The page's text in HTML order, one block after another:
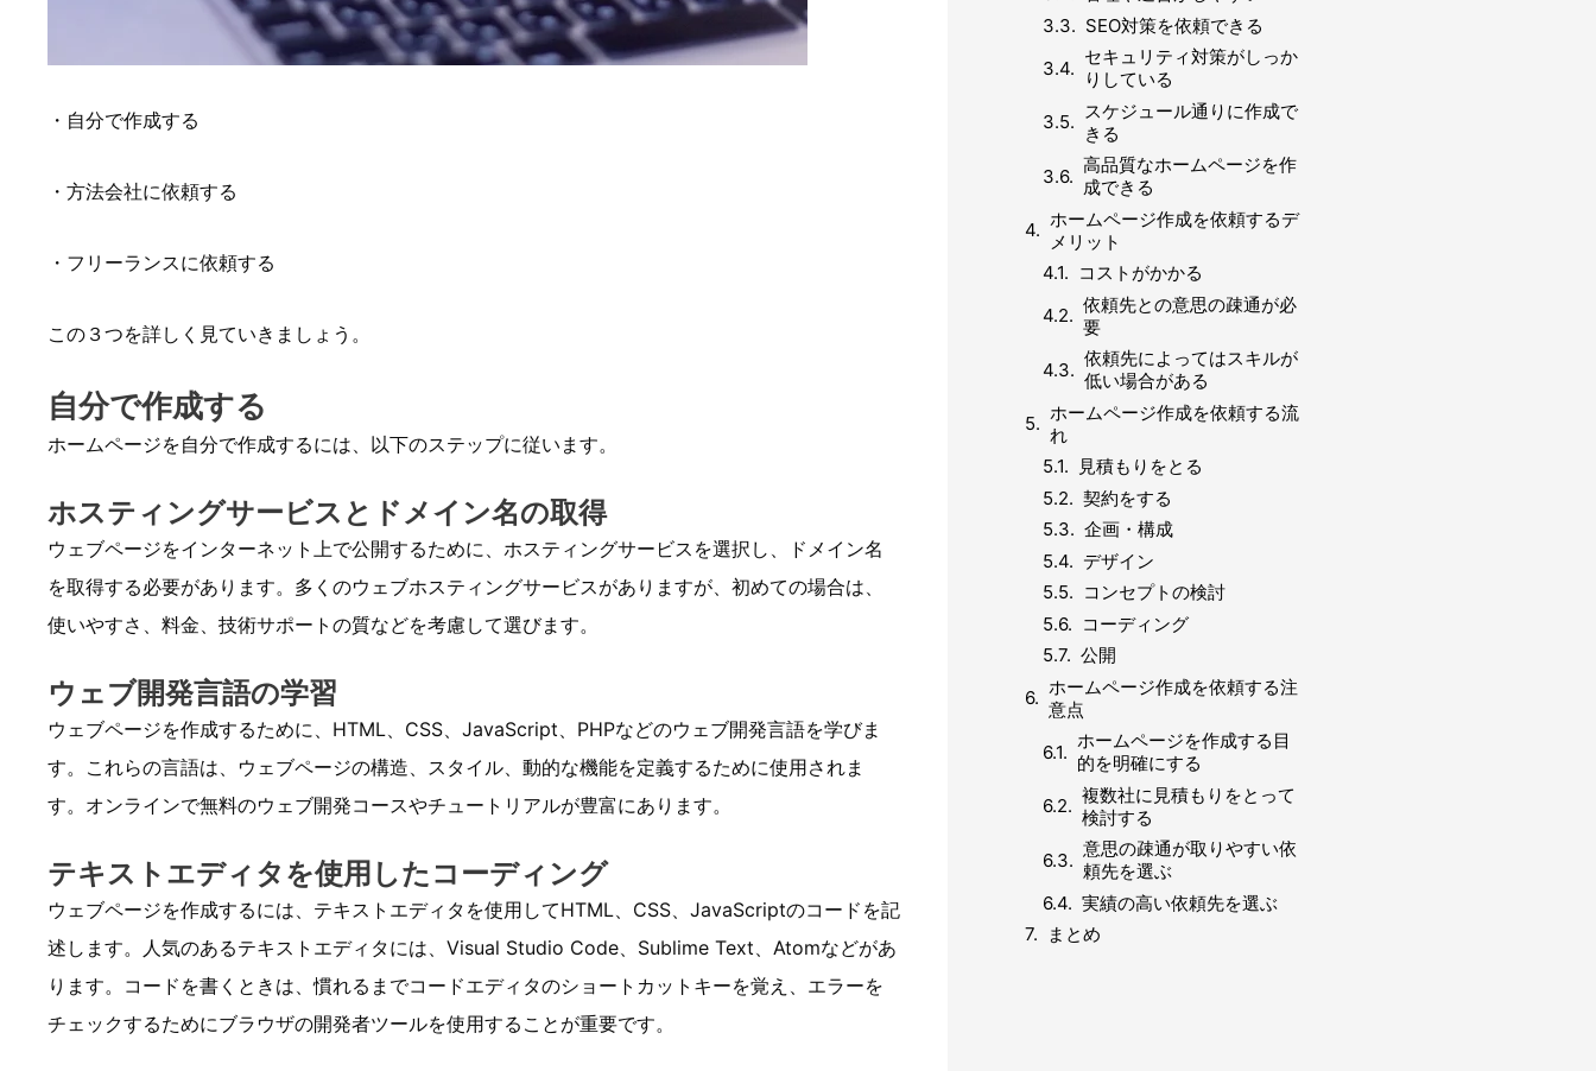
・自分で作成する
・方法会社に依頼する
・フリーランスに依頼する
この３つを詳しく見ていきましょう。
自分で作成する
ホームページを自分で作成するには、以下のステップに従います。
ホスティングサービスとドメイン名の取得
ウェブページをインターネット上で公開するために、ホスティングサービスを選択し、ドメイン名
を取得する必要があります。多くのウェブホスティングサービスがありますが、初めての場合は、
使いやすさ、料金、技術サポートの質などを考慮して選びます。
ウェブ開発言語の学習
ウェブページを作成するために、HTML、CSS、JavaScript、PHPなどのウェブ開発言語を学びま
す。これらの言語は、ウェブページの構造、スタイル、動的な機能を定義するために使用されま
す。オンラインで無料のウェブ開発コースやチュートリアルが豊富にあります。
テキストエディタを使用したコーディング
ウェブページを作成するには、テキストエディタを使用してHTML、CSS、JavaScriptのコードを記
述します。人気のあるテキストエディタには、Visual Studio Code、Sublime Text、Atomなどがあ
ります。コードを書くときは、慣れるまでコードエディタのショートカットキーを覚え、エラーを
チェックするためにブラウザの開発者ツールを使用することが重要です。
SEO対策を依頼できる
セキュリティ対策がしっか
りしている
スケジュール通りに作成で
きる
高品質なホームページを作
成できる
ホームページ作成を依頼するデ
メリット
コストがかかる
依頼先との意思の疎通が必
要
依頼先によってはスキルが
低い場合がある
ホームページ作成を依頼する流
れ
見積もりをとる
契約をする
企画・構成
デザイン
コンセプトの検討
コーディング
公開
ホームページ作成を依頼する注
意点
ホームページを作成する目
的を明確にする
複数社に見積もりをとって
検討する
意思の疎通が取りやすい依
頼先を選ぶ
実績の高い依頼先を選ぶ
まとめ